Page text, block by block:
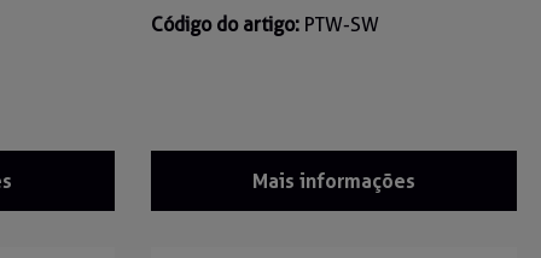
Código do artigo: PTW-SW
Mais informações